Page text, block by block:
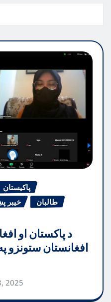
پاکیستان
خیبر
طالبان
د پاکستان او
افغانستان ستونزو
2025